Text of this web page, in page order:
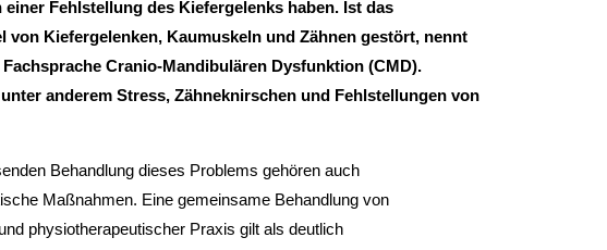
einer Fehlstellung des Kiefergelenks haben. Ist das
von Kiefergelenken, Kaumuskeln und Zähnen gestört, nennt
Cranio-Mandibulären Dysfunktion (CMD).
anderem Stress, Zähneknirschen und Fehlstellungen von
Behandlung dieses Problems gehören auch
Maßnahmen. Eine gemeinsame Behandlung von
physiotherapeutischer Praxis gilt als deutlich